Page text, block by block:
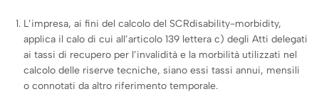
L’impresa, ai fini del calcolo del SCRdisability-morbidity,
applica il calo di cui all’articolo 139 lettera c) degli Atti delegati
ai tassi di recupero per l’invalidità e la morbilità utilizzati nel
calcolo delle riserve tecniche, siano essi tassi annui, mensili
o connotati da altro riferimento temporale.